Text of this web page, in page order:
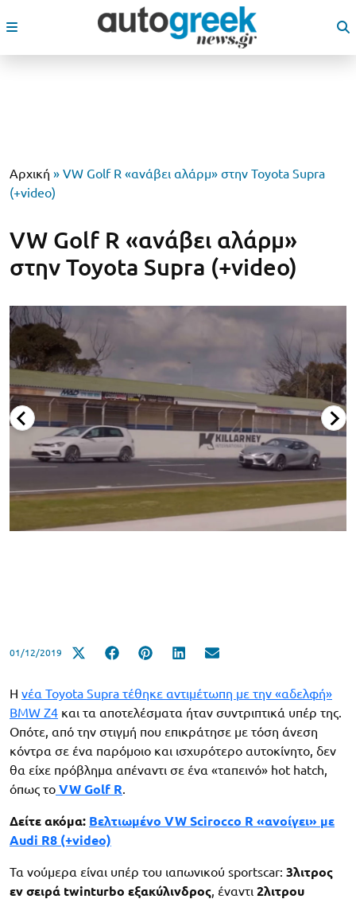
Αρχική » VW Golf R «ανάβει αλάρμ» στην Toyota Supra
(+video)
VW Golf R «ανάβει αλάρμ»
στην Toyota Supra (+video)
01/12/2019
Η νέα Toyota Supra τέθηκε αντιμέτωπη με την «αδελφή»
BMW Z4 και τα αποτελέσματα ήταν συντριπτικά υπέρ της.
Οπότε, από την στιγμή που επικράτησε με τόση άνεση
κόντρα σε ένα παρόμοιο και ισχυρότερο αυτοκίνητο, δεν
θα είχε πρόβλημα απέναντι σε ένα «ταπεινό» hot hatch,
όπως το VW Golf R.
Δείτε ακόμα: Βελτιωμένο VW Scirocco R «ανοίγει» με
Audi R8 (+video)
Τα νούμερα είναι υπέρ του ιαπωνικού sportscar: 3λιτρος
εν σειρά twinturbo εξακύλινδρος, έναντι 2λιτρου